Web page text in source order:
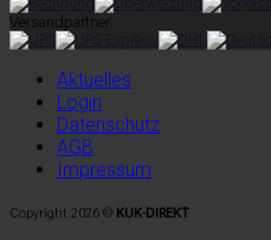
Versandpartner:
Aktuelles
Login
Datenschutz
AGB
Impressum
Copyright 2026 © KUK-DIREKT